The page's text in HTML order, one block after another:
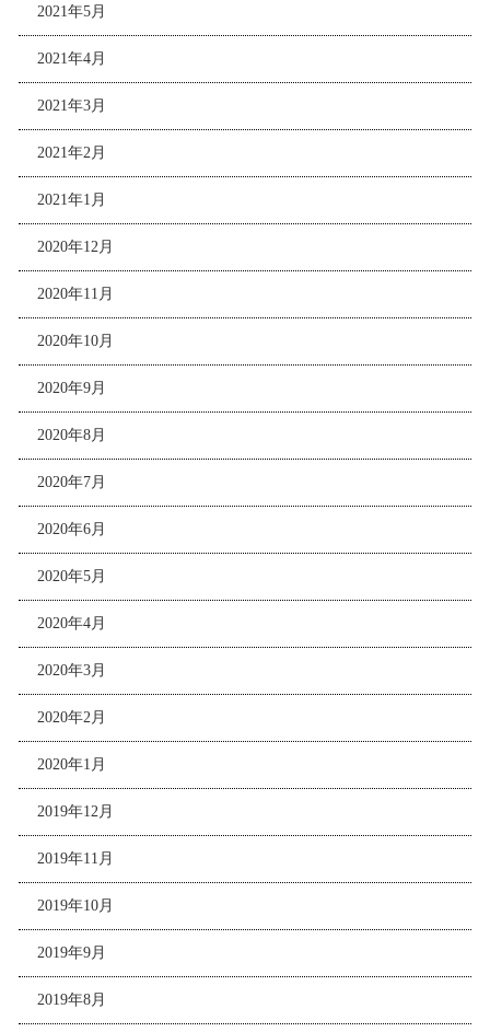
2021年5月
2021年4月
2021年3月
2021年2月
2021年1月
2020年12月
2020年11月
2020年10月
2020年9月
2020年8月
2020年7月
2020年6月
2020年5月
2020年4月
2020年3月
2020年2月
2020年1月
2019年12月
2019年11月
2019年10月
2019年9月
2019年8月